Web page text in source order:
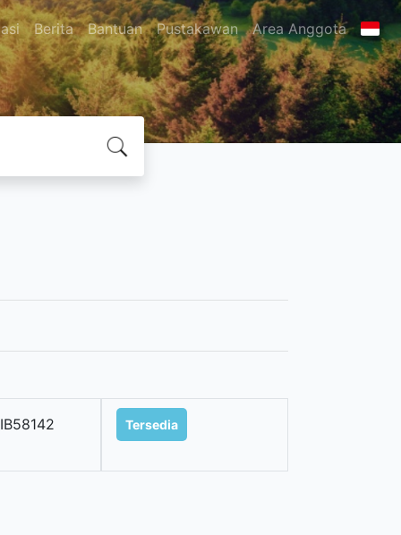
Berita Bantuan Pustakawan Area Anggota
Tersedia